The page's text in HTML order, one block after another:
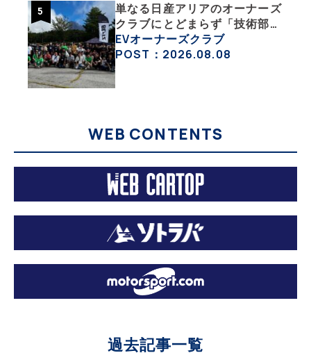
単なる日産アリアのオーナーズ
クラブにとどまらず「技術部」
「バイク部」「釣り部」など多
彩な趣味人集合体がAOCJ【
EVオーナーズクラブ
POST：2026.08.08
WEB CONTENTS
過去記事一覧